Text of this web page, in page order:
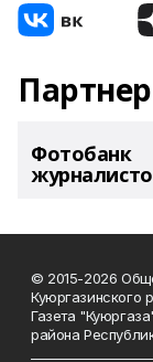
Фотобанк
© 2015-2026
Куюргазинского
Газета
района